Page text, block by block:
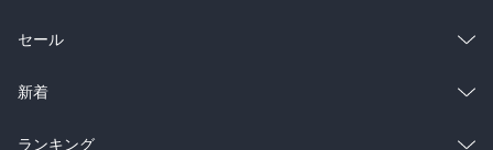
総合
ラノベ
雑誌・グラビア
セール
総合
ラノベ
新着
総合
ランキング